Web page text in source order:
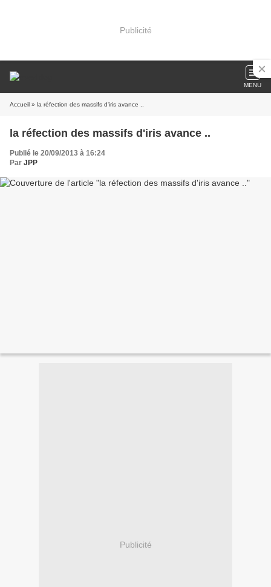
Publicité
MENU
Accueil » la réfection des massifs d'iris avance ..
la réfection des massifs d'iris avance ..
Publié le 20/09/2013 à 16:24
Par JPP
Publicité